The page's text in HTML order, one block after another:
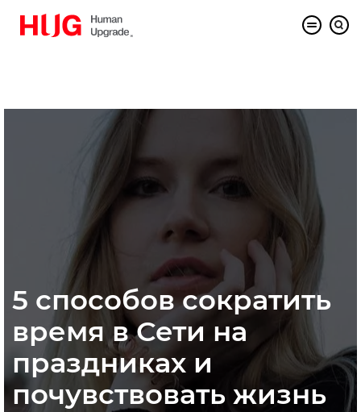
5 способов сократить
время в Сети на
праздниках и
почувствовать жизнь